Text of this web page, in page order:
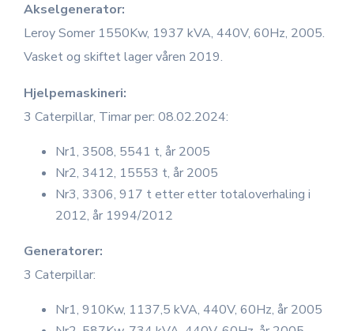
Akselgenerator:
Leroy Somer 1550Kw, 1937 kVA, 440V, 60Hz, 2005.
Vasket og skiftet lager våren 2019.
Hjelpemaskineri:
3 Caterpillar, Timar per: 08.02.2024:
Nr1, 3508, 5541 t, år 2005
Nr2, 3412, 15553 t, år 2005
Nr3, 3306, 917 t etter etter totaloverhaling i
2012, år 1994/2012
Generatorer:
3 Caterpillar:
Nr1, 910Kw, 1137,5 kVA, 440V, 60Hz, år 2005